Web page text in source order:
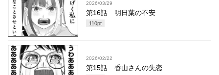
2026/03/29
第16話 明日葉の不安
110pt
2026/02/22
第15話 香山さんの失恋